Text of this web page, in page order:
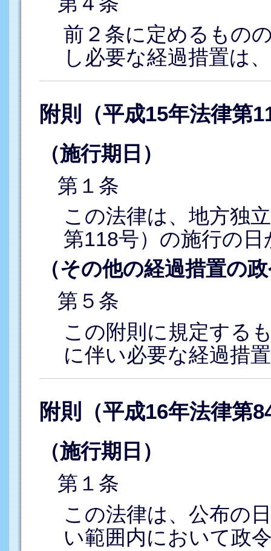
前２条に定めるもの
し必要な経過措置は
附則（平成15年法律第
（施行期日）
第１条
この法律は、地方独
第118号）の施行の
（その他の経過措置の
第５条
この附則に規定する
に伴い必要な経過措
附則（平成16年法律第
（施行期日）
第１条
この法律は、公布の
い範囲内において政